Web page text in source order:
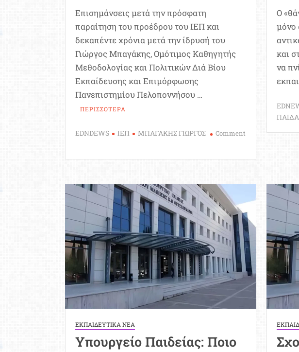
Επισημάνσεις μετά την πρόσφατη
παραίτηση του προέδρου του ΙΕΠ και
δεκαπέντε χρόνια μετά την ίδρυσή του
Γιώργος Μπαγάκης, Ομότιμος Καθηγητής
Μεθοδολογίας και Πολιτικών Διά Βίου
Εκπαίδευσης και Επιμόρφωσης
Πανεπιστημίου Πελοποννήσου …
ΠΕΡΙΣΣΟΤΕΡΑ
EDNDEWS ΙΕΠ ΜΠΑΓΑΚΗΣ ΓΙΩΡΓΟΣ
Comment
πρόσφατη
παραίτηση
του
Προέδρου
του
ΙΕΠ
Ο
μόνο
και
να
ΕΚΠΑΙΔΕΥΤΙΚΑ ΝΕΑ
Υπουργείο Παιδείας: Ποιο